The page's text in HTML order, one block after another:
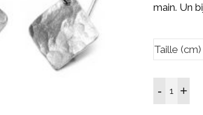
main. Un
Taille (cm)